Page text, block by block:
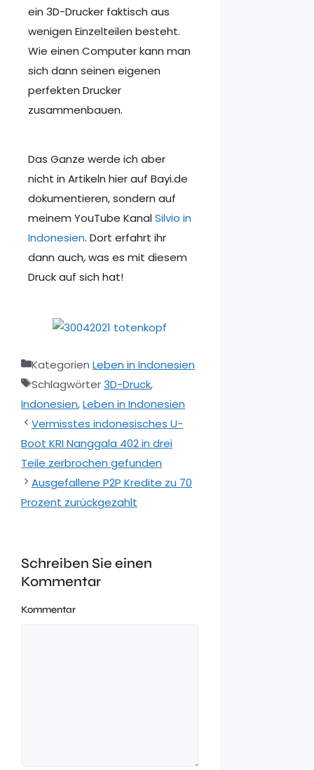
ein 3D-Drucker faktisch aus
wenigen Einzelteilen besteht.
Wie einen Computer kann man
sich dann seinen eigenen
perfekten Drucker
zusammenbauen.
Das Ganze werde ich aber
nicht in Artikeln hier auf Bayi.de
dokumentieren, sondern auf
meinem YouTube KanalSilvio in
Indonesien. Dort erfahrt ihr
dann auch, was es mit diesem
Druck auf sich hat!
Kategorien Leben in Indonesien
Schlagwörter3D-Druck,
Indonesien,Leben in Indonesien
Vermisstes indonesisches U-
Boot KRI Nanggala 402 in drei
Teile zerbrochen gefunden
Ausgefallene P2P Kredite zu 70
Prozent zurückgezahlt
Schreiben Sie einen
Kommentar
Kommentar